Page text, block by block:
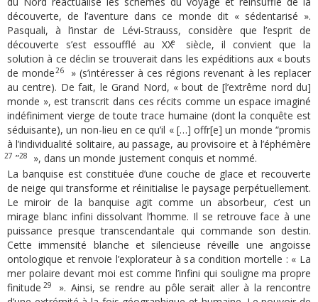
découverte, de l’aventure dans ce monde dit « sédentarisé ».
Pasquali, à l’instar de Lévi-Strauss, considère que l’esprit de
découverte s’est essoufflé au XXe
siècle, il convient que la
solution à ce déclin se trouverait dans les expéditions aux « bouts
de monde26
» (s’intéresser à ces régions revenant à les replacer
au centre). De fait, le Grand Nord, « bout de [l’extrême nord du]
monde », est transcrit dans ces récits comme un espace imaginé
indéfiniment vierge de toute trace humaine (dont la conquête est
séduisante), un non-lieu en ce qu’il « […] offr[e] un monde “promis
à l’individualité solitaire, au passage, au provisoire et à l’éphémère
27 ”28
», dans un monde justement conquis et nommé.
La banquise est constituée d’une couche de glace et recouverte
de neige qui transforme et réinitialise le paysage perpétuellement.
Le miroir de la banquise agit comme un absorbeur, c’est un
mirage blanc infini dissolvant l’homme. Il se retrouve face à une
puissance presque transcendantale qui commande son destin.
Cette immensité blanche et silencieuse réveille une angoisse
ontologique et renvoie l’explorateur à sa condition mortelle : « La
mer polaire devant moi est comme l’infini qui souligne ma propre
finitude29
». Ainsi, se rendre au pôle serait aller à la rencontre